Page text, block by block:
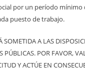
por un período
puesto de trabajo.
A LAS
POR FAVOR,
Y ACTÚE EN